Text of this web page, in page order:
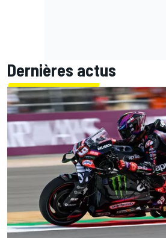
Dernières actus